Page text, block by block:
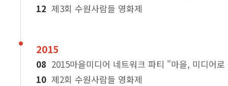
제3회 수원사람들 영화제
2015
2015마을미디어 네트워크 파티 "마을, 미디어
제2회 수원사람들 영화제